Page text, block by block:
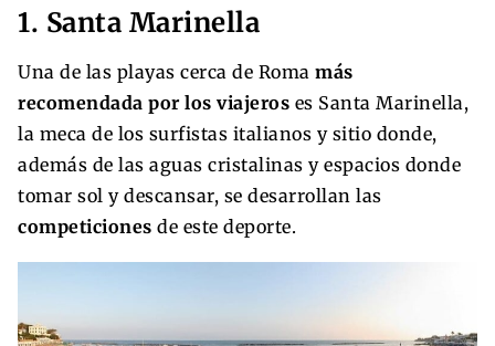
1. Santa Marinella
Una de las playas cerca de Roma más
recomendada por los viajeros es Santa Marinella,
la meca de los surfistas italianos y sitio donde,
además de las aguas cristalinas y espacios donde
tomar sol y descansar, se desarrollan las
competiciones de este deporte.